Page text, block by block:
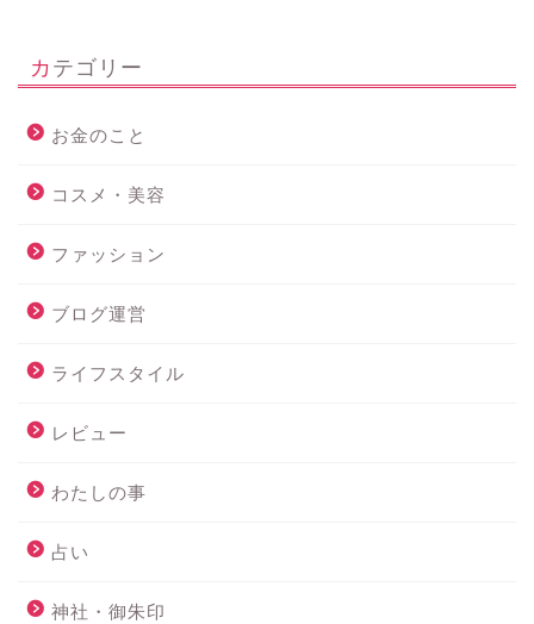
カテゴリー
お金のこと
コスメ・美容
ファッション
ブログ運営
ライフスタイル
レビュー
わたしの事
占い
神社・御朱印